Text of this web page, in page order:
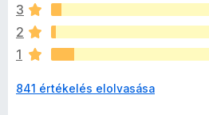
i
n
c
s
n
3
2
1
841 értékelés elolvasása